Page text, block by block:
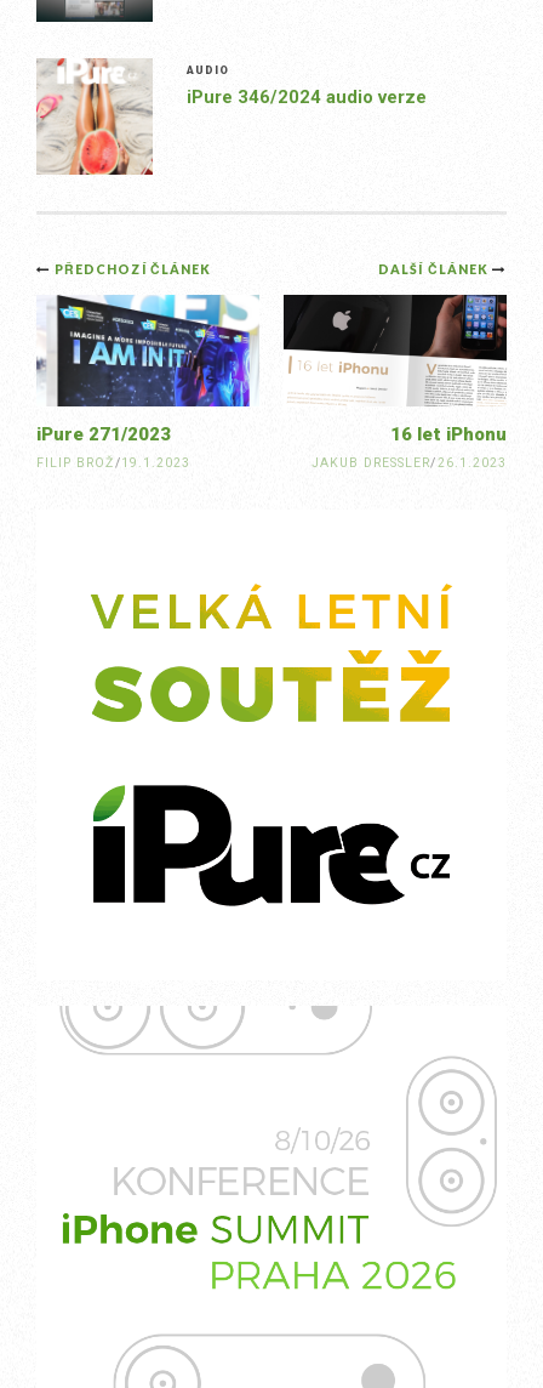
AUDIO
iPure 346/2024 audio verze
Post
navigation
DALŠÍ ČLÁNEK
16 let iPhonu
JAKUB DRESSLER/26.1.2023
PŘEDCHOZÍ ČLÁNEK
iPure 271/2023
FILIP BROŽ/19.1.2023